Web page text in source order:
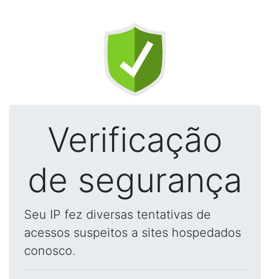
Verificação
de segurança
Seu IP fez diversas tentativas de
acessos suspeitos a sites hospedados
conosco.